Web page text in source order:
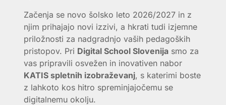
Začenja se novo šolsko leto 2026/2027 in z
njim prihajajo novi izzivi, a hkrati tudi izjemne
priložnosti za nadgradnjo vaših pedagoških
pristopov. Pri Digital School Slovenijasmo za
vas pripravili osvežen in inovativen nabor
KATIS spletnih izobraževanj, s katerimi boste
z lahkoto kos hitro spreminjajočemu se
digitalnemu okolju.